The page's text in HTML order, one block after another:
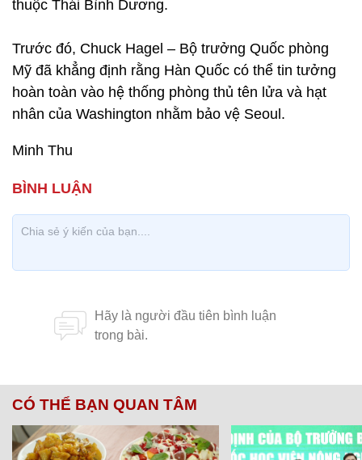
thuộc Thái Bình Dương.
Trước đó, Chuck Hagel – Bộ trưởng Quốc phòng
Mỹ đã khẳng định rằng Hàn Quốc có thể tin tưởng
hoàn toàn vào hệ thống phòng thủ tên lửa và hạt
nhân của Washington nhằm bảo vệ Seoul.
Minh Thu
CÓ THỂ BẠN QUAN TÂM